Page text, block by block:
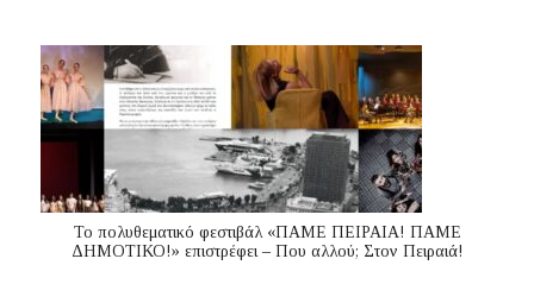
Το πολυθεματικό φεστιβάλ «ΠΑΜΕ ΠΕΙΡΑΙΑ! ΠΑΜΕ
ΔΗΜΟΤΙΚΟ!» επιστρέφει – Που αλλού; Στον Πειραιά!